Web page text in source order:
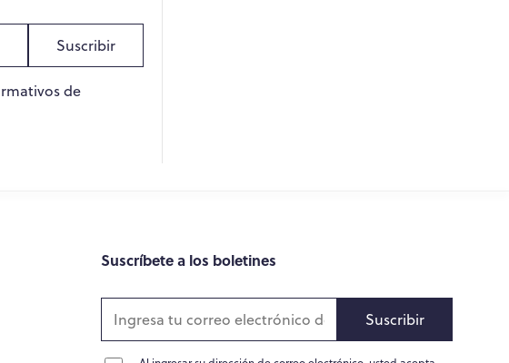
Suscribir
de
Suscríbete a los boletines
Suscribir